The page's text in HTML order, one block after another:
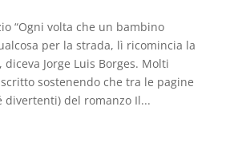
“Ogni volta che un bambino
per la strada, lì ricomincia la
diceva Jorge Luis Borges. Molti
sostenendo che tra le pagine
divertenti) del romanzo Il...